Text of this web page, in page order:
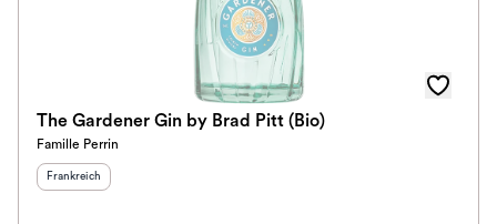
The Gardener Gin by Brad Pitt (Bio)
Famille Perrin
Herkunftsland
Frankreich